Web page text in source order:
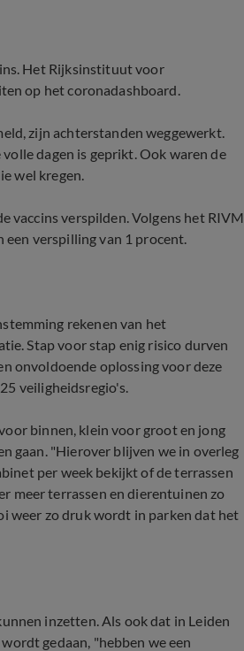
Het Rijksinstituut voor
op het coronadashboard.
zijn achterstanden weggewerkt.
dagen is geprikt. Ook waren de
wel kregen.
vaccins verspilden. Volgens het RIVM
verspilling van 1 procent.
rekenen van het
Stap voor stap enig risico durven
onvoldoende oplossing voor deze
veiligheidsregio's.
binnen, klein voor groot en jong
gaan. "Hierover blijven we in overleg
per week bekijkt of de terrassen
meer terrassen en dierentuinen zo
weer zo druk wordt in parken dat het
inzetten. Als ook dat in Leiden
gedaan, "hebben we een